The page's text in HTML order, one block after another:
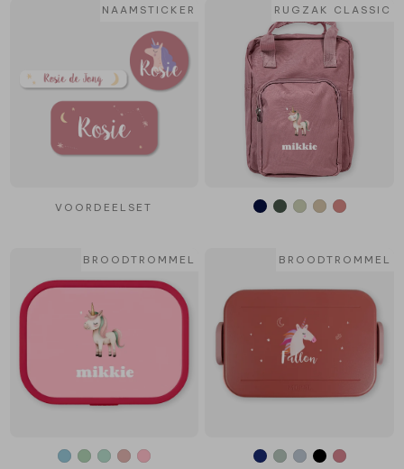
NAAMSTICKER
VOORDEELSET
RUGZAK CLASSIC
BROODTROMMEL BROODTROMMEL